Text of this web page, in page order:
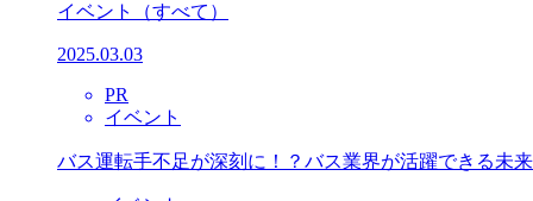
イベント （すべて）
2025.03.03
PR
イベント
バス運転手不足が深刻に！？バス業界が活躍できる未